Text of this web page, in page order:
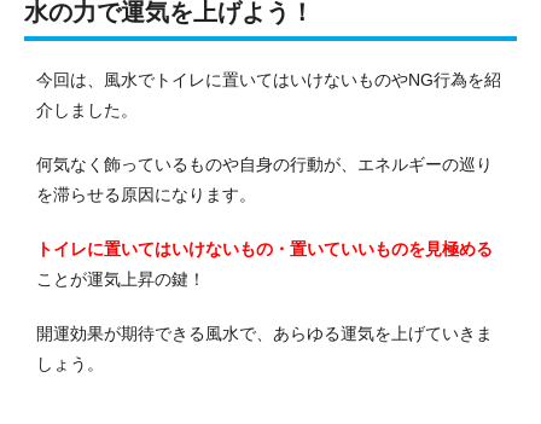
水の力で運気を上げよう！
今回は、風水でトイレに置いてはいけないものやNG行為を紹
介しました。
何気なく飾っているものや自身の行動が、エネルギーの巡り
を滞らせる原因になります。
トイレに置いてはいけないもの・置いていいものを見極める
ことが運気上昇の鍵！
開運効果が期待できる風水で、あらゆる運気を上げていきま
しょう。